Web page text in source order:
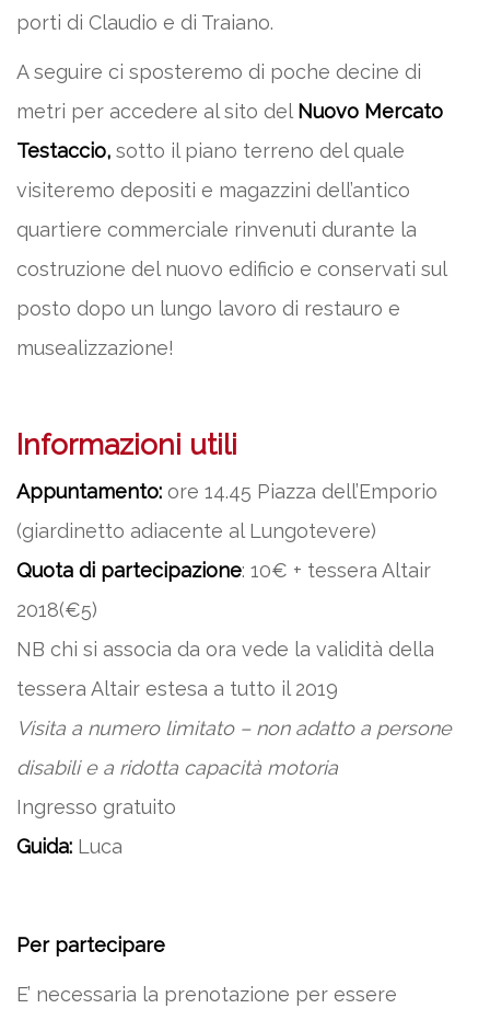
porti di Claudio e di Traiano.
A seguire ci sposteremo di poche decine di
metri per accedere al sito del Nuovo Mercato
Testaccio, sotto il piano terreno del quale
visiteremo depositi e magazzini dell’antico
quartiere commerciale rinvenuti durante la
costruzione del nuovo edificio e conservati sul
posto dopo un lungo lavoro di restauro e
musealizzazione!
Informazioni utili
Appuntamento: ore 14.45 Piazza dell’Emporio
(giardinetto adiacente al Lungotevere)
Quota di partecipazione: 10€ + tessera Altair
2018(€5)
NB chi si associa da ora vede la validità della
tessera Altair estesa a tutto il 2019
Visita a numero limitato – non adatto a persone
disabili e a ridotta capacità motoria
Ingresso gratuito
Guida: Luca
Per partecipare
E’ necessaria la prenotazione per essere